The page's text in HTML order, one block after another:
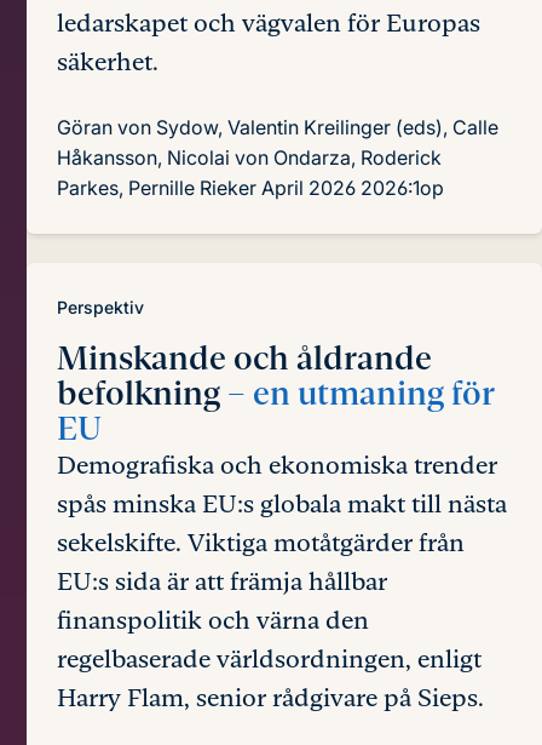
ledarskapet och vägvalen för Europas
säkerhet.
Göran von Sydow, Valentin Kreilinger (eds), Calle
Håkansson, Nicolai von Ondarza, Roderick
Parkes, Pernille Rieker April 2026 2026:1op
Perspektiv
Minskande och åldrande
befolkning – en utmaning för
EU
Demografiska och ekonomiska trender
spås minska EU:s globala makt till nästa
sekelskifte. Viktiga motåtgärder från
EU:s sida är att främja hållbar
finanspolitik och värna den
regelbaserade världsordningen, enligt
Harry Flam, senior rådgivare på Sieps.